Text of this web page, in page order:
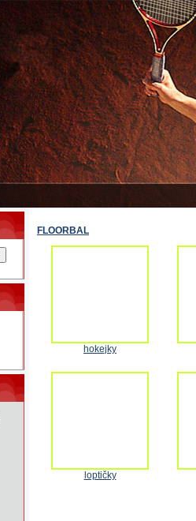
FLOORBAL
hokejky
loptičky